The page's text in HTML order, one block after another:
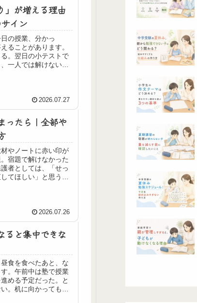
」が増える理由
イン
の授業、分かっ
ることがあります。
。翌日の小テストで
一人では解けない。
2026.07.27
ったら｜全部や
やノートに赤い印が
宿題で解けなかった
者としては、「せっ
てほしい」と思うも
2026.07.26
ると集中できな
食を食べたあと、な
。午前中は塾で授業
める予定だった。と
。机に向かっても、